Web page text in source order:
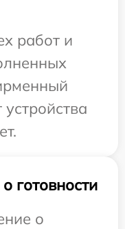
работ и
готовности
о